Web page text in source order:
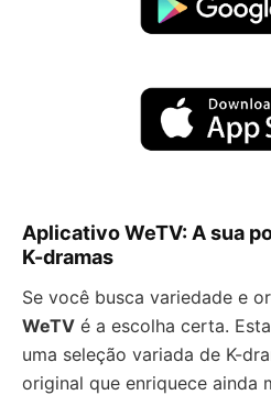
Aplicativo WeTV: A sua
K-dramas
Se você busca variedade e
WeTV é a escolha certa.
uma seleção variada de K-
original que enriquece ainda